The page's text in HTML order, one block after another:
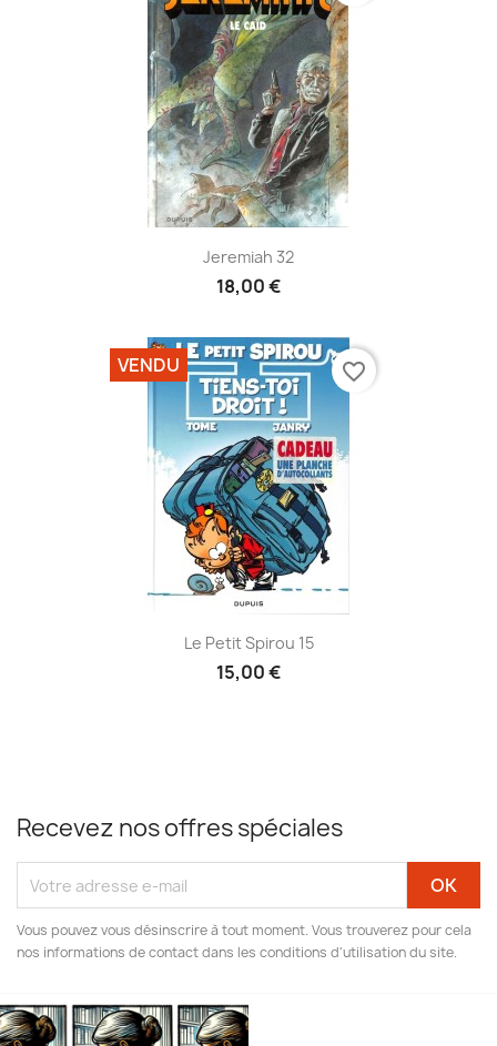
Jeremiah 32
18,00 €
Le Petit Spirou 15
15,00 €
VENDU favorite_border
Recevez nos offres spéciales
Vous pouvez vous désinscrire à tout moment. Vous trouverez pour cela
nos informations de contact dans les conditions d'utilisation du site.